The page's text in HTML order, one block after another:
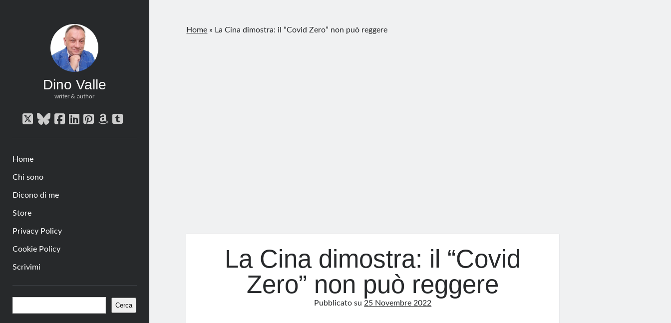
Dino Valle
writer & author
twitterbluesky
facebook
linkedin
pinterest
amazon
tumblr
Home
Chi sono
Dicono di me
Store
Privacy Policy
Cookie Policy
Scrivimi
Barra
laterale
Cerca
Home » La Cina dimostra: il “Covid Zero” non può reggere
La Cina dimostra: il “Covid
Zero” non può reggere
Pubblicato su25 Novembre 2022